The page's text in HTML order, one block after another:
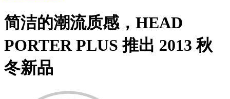
简洁的潮流质感，HEAD
PORTER PLUS 推出 2013 秋
冬新品